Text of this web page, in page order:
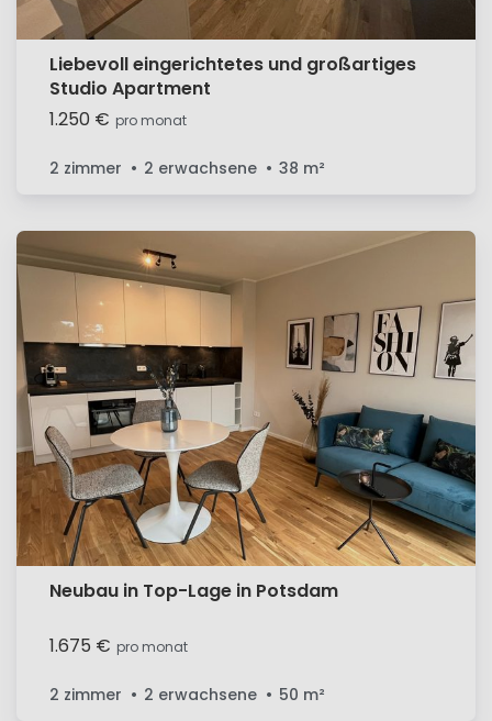
Liebevoll eingerichtetes und großartiges
Studio Apartment
1.250 € pro monat
2 zimmer 2 erwachsene 38 m²
Neubau in Top-Lage in Potsdam
1.675 € pro monat
2 zimmer 2 erwachsene 50 m²